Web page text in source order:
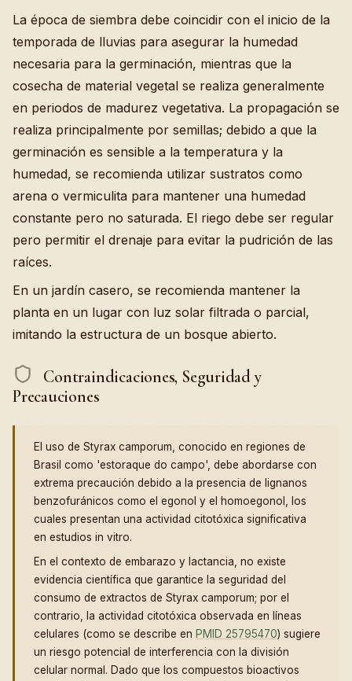
La época de siembra debe coincidir con el inicio de la
temporada de lluvias para asegurar la humedad
necesaria para la germinación, mientras que la
cosecha de material vegetal se realiza generalmente
en periodos de madurez vegetativa. La propagación se
realiza principalmente por semillas; debido a que la
germinación es sensible a la temperatura y la
humedad, se recomienda utilizar sustratos como
arena o vermiculita para mantener una humedad
constante pero no saturada. El riego debe ser regular
pero permitir el drenaje para evitar la pudrición de las
raíces.
En un jardín casero, se recomienda mantener la
planta en un lugar con luz solar filtrada o parcial,
imitando la estructura de un bosque abierto.
Contraindicaciones, Seguridad y
Precauciones
El uso de Styrax camporum, conocido en regiones de
Brasil como 'estoraque do campo', debe abordarse con
extrema precaución debido a la presencia de lignanos
benzofuránicos como el egonol y el homoegonol, los
cuales presentan una actividad citotóxica significativa
en estudios in vitro.
En el contexto de embarazo y lactancia, no existe
evidencia científica que garantice la seguridad del
consumo de extractos de Styrax camporum; por el
contrario, la actividad citotóxica observada en líneas
celulares (como se describe en PMID 25795470) sugiere
un riesgo potencial de interferencia con la división
celular normal. Dado que los compuestos bioactivos